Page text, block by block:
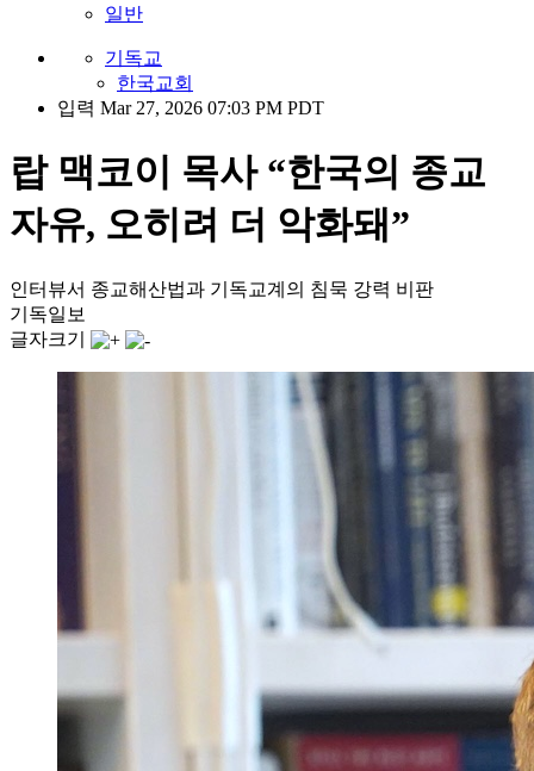
일반
기독교
한국교회
입력 Mar 27, 2026 07:03 PM PDT
랍 맥코이 목사 “한국의 종교
자유, 오히려 더 악화돼”
인터뷰서 종교해산법과 기독교계의 침묵 강력 비판
기독일보
글자크기